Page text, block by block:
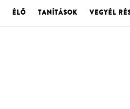
ÉLŐ TANÍTÁSOK VEGYÉL